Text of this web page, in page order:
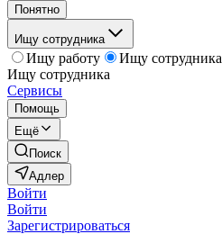
Понятно
Ищу сотрудника
Ищу работу
Ищу сотрудника
Ищу сотрудника
Сервисы
Помощь
Ещё
Поиск
Адлер
Войти
Войти
Зарегистрироваться